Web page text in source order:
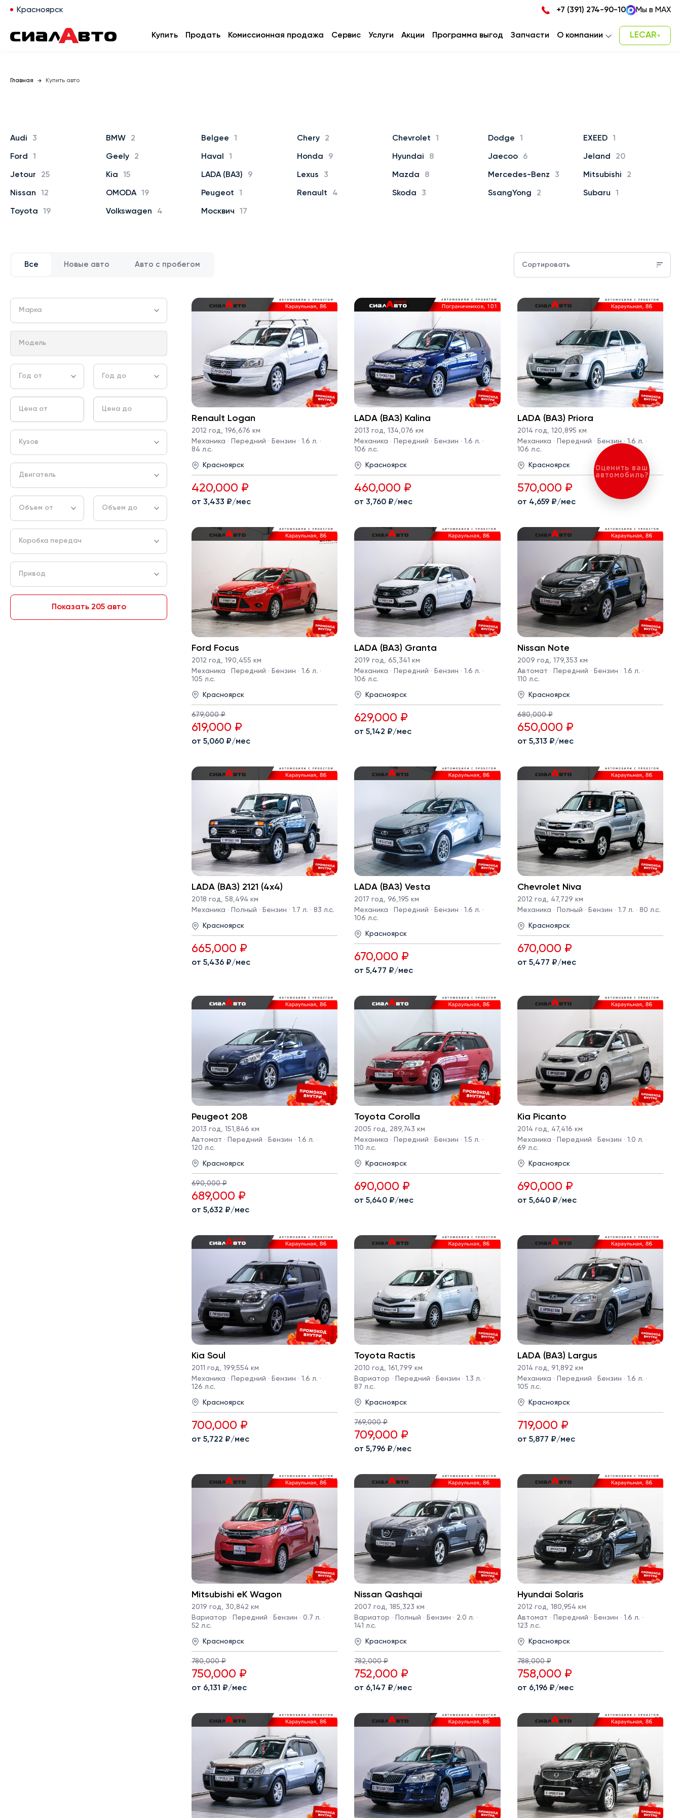
Красноярск +7 (391) 274-90-10 Мы в MAX
Купить Продать Комиссионная продажа Сервис Услуги Акции Программа выгод Запчасти О компании LECAR
Главная Купить авто
Audi 3 BMW 2 Belgee 1 Chery 2 Chevrolet 1 Dodge 1 EXEED 1
Ford 1 Geely 2 Haval 1 Honda 9 Hyundai 8 Jaecoo 6 Jeland 20
Jetour 25 Kia 15 LADA (ВАЗ) 9 Lexus 3 Mazda 8 Mercedes-Benz 3 Mitsubishi 2
Nissan 12 OMODA 19 Peugeot 1 Renault 4 Skoda 3 SsangYong 2 Subaru 1
Toyota 19 Volkswagen 4 Москвич 17
Все Новые авто Авто с пробегом Сортировать
Марка
Модель
Год от Год до
Цена от Цена до
Кузов
Двигатель
Объем от Объем до
Коробка передач
Привод
Показать 205 авто
Renault Logan
2012 год, 196,676 км
Механика · Передний · Бензин · 1.6 л. ·
84 л.с.
Красноярск
420,000 ₽
от 3,433 ₽/мес
LADA (ВАЗ) Kalina
2013 год, 134,076 км
Механика · Передний · Бензин · 1.6 л. ·
106 л.с.
Красноярск
460,000 ₽
от 3,760 ₽/мес
LADA (ВАЗ) Priora
2014 год, 120,895 км
Механика · Передний · Бензин · 1.6 л. ·
106 л.с.
Красноярск
570,000 ₽
от 4,659 ₽/мес
Ford Focus
2012 год
190,455 км
Механика · Передний · Бензин · 1.6 л. ·
105 л.с.
Красноярск
679,000 ₽
619,000 ₽
от 5,060 ₽/мес
LADA (ВАЗ) Granta
2019 год
65,341 км
Механика · Передний · Бензин · 1.6 л. ·
106 л.с.
Красноярск
629,000 ₽
от 5,142 ₽/мес
Nissan Note
2009 год
179,353 км
Автомат · Передний · Бензин · 1.6 л. ·
110 л.с.
Красноярск
680,000 ₽
650,000 ₽
от 5,313 ₽/мес
LADA (ВАЗ) 2121 (4x4)
2018 год, 58,494 км
Механика · Полный · Бензин · 1.7 л. · 83 л.с.
Красноярск
665,000 ₽
от 5,436 ₽/мес
LADA (ВАЗ) Vesta
2017 год, 96,195 км
Механика · Передний · Бензин · 1.6 л. ·
106 л.с.
Красноярск
670,000 ₽
от 5,477 ₽/мес
Chevrolet Niva
2012 год, 47,729 км
Механика · Полный · Бензин · 1.7 л. · 80 л.с.
Красноярск
670,000 ₽
от 5,477 ₽/мес
Peugeot 208
2013 год
151,846 км
Автомат · Передний · Бензин · 1.6 л. ·
120 л.с.
Красноярск
690,000 ₽
689,000 ₽
от 5,632 ₽/мес
Toyota Corolla
2005 год
289,743 км
Механика · Передний · Бензин · 1.5 л. ·
110 л.с.
Красноярск
690,000 ₽
от 5,640 ₽/мес
Kia Picanto
2014 год
47,416 км
Механика · Передний · Бензин · 1.0 л. ·
69 л.с.
Красноярск
690,000 ₽
от 5,640 ₽/мес
Kia Soul
2011 год, 199,554 км
Механика · Передний · Бензин · 1.6 л. ·
126 л.с.
Красноярск
700,000 ₽
от 5,722 ₽/мес
Toyota Ractis
2010 год, 161,799 км
Вариатор · Передний · Бензин · 1.3 л. ·
87 л.с.
Красноярск
769,000 ₽
709,000 ₽
от 5,796 ₽/мес
LADA (ВАЗ) Largus
2014 год, 91,892 км
Механика · Передний · Бензин · 1.6 л. ·
105 л.с.
Красноярск
719,000 ₽
от 5,877 ₽/мес
Mitsubishi eK Wagon
2019 год, 30,842 км
Вариатор · Передний · Бензин · 0.7 л. ·
52 л.с.
Красноярск
780,000 ₽
750,000 ₽
от 6,131 ₽/мес
Nissan Qashqai
2007 год, 185,323 км
Вариатор · Полный · Бензин · 2.0 л. ·
141 л.с.
Красноярск
782,000 ₽
752,000 ₽
от 6,147 ₽/мес
Hyundai Solaris
2012 год, 180,954 км
Автомат · Передний · Бензин · 1.6 л. ·
123 л.с.
Красноярск
788,000 ₽
758,000 ₽
от 6,196 ₽/мес
Оценить ваш
автомобиль?